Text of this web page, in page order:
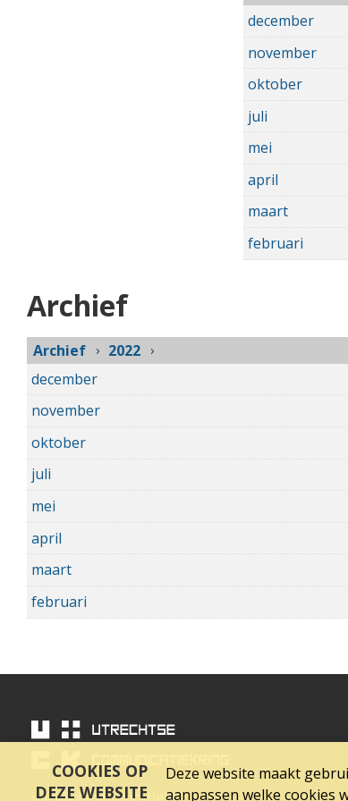
december
november
oktober
juli
mei
april
maart
februari
Archief
Archief
2022
december
november
oktober
juli
mei
april
maart
februari
COOKIES OP
DEZE WEBSITE
Deze website maakt
aanpassen welke cookies